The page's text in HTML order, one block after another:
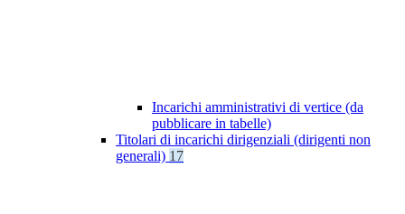
Incarichi amministrativi di vertice (da
pubblicare in tabelle)
Titolari di incarichi dirigenziali (dirigenti non
generali) 17